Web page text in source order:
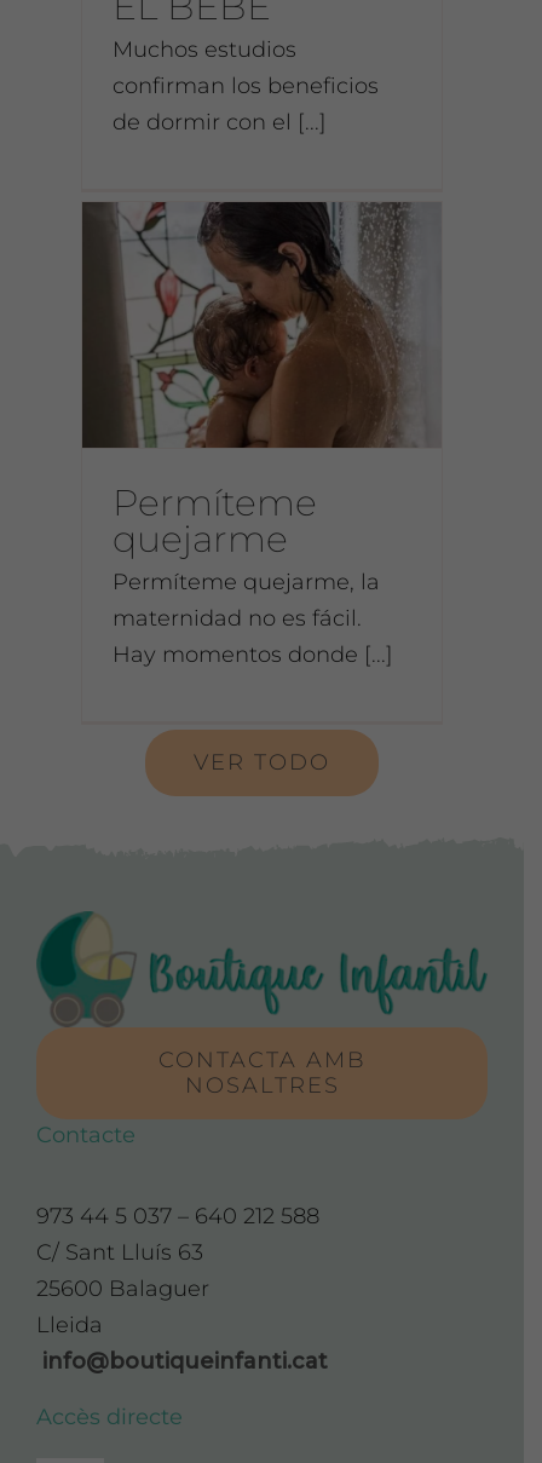
Muchos estudios
confirman los beneficios
de dormir con el [...]
Permíteme
quejarme
Permíteme quejarme, la
maternidad no es fácil.
Hay momentos donde [...]
VER TODO
CONTACTA AMB
NOSALTRES
Contacte
973 44 5 037 – 640 212 588
C/ Sant Lluís 63
25600 Balaguer
Lleida
info@boutiqueinfanti.cat
Accès directe